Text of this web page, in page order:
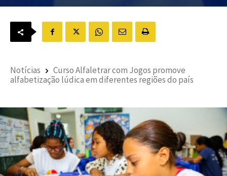
Notícias
Curso Alfaletrar com Jogos promove
alfabetização lúdica em diferentes regiões do país